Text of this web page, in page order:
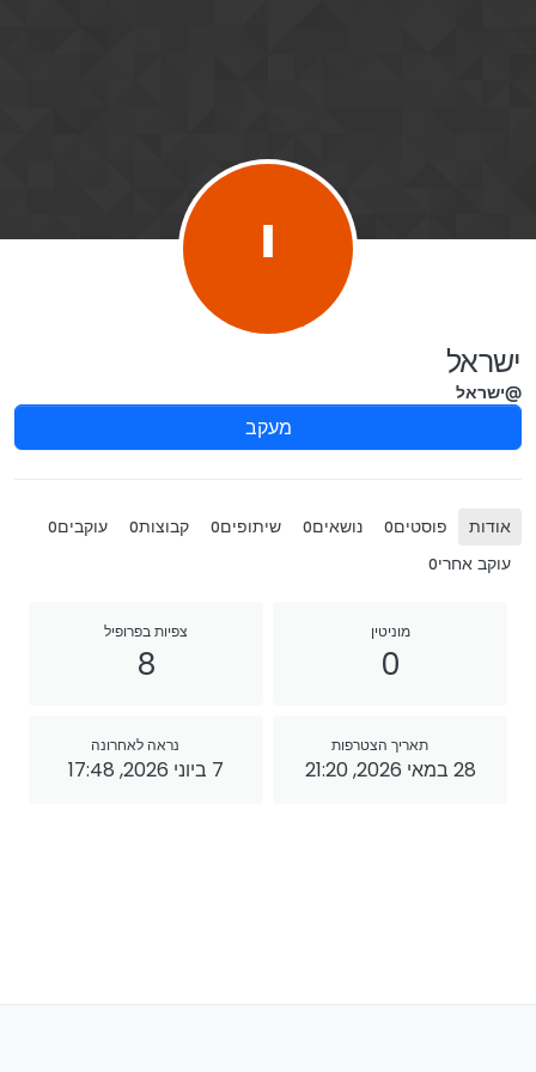
י
ישראל
@ישראל
מעקב
אודות פוסטים0 נושאים0 שיתופים0 קבוצות0 עוקבים0
עוקב אחרי0
מוניטין
0
צפיות בפרופיל
8
תאריך הצטרפות
28 במאי 2026, 21:20
נראה לאחרונה
7 ביוני 2026, 17:48